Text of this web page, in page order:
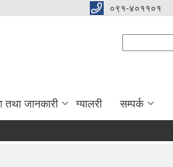
०९१-४०११०१
तथा जानकारी ग्यालरी सम्पर्क